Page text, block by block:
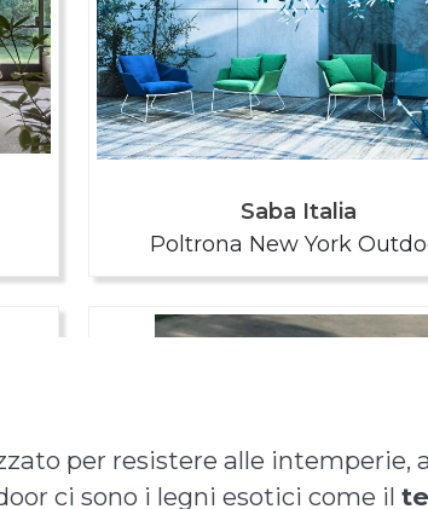
per resistere alle intemperie,
ci sono i legni esotici come il